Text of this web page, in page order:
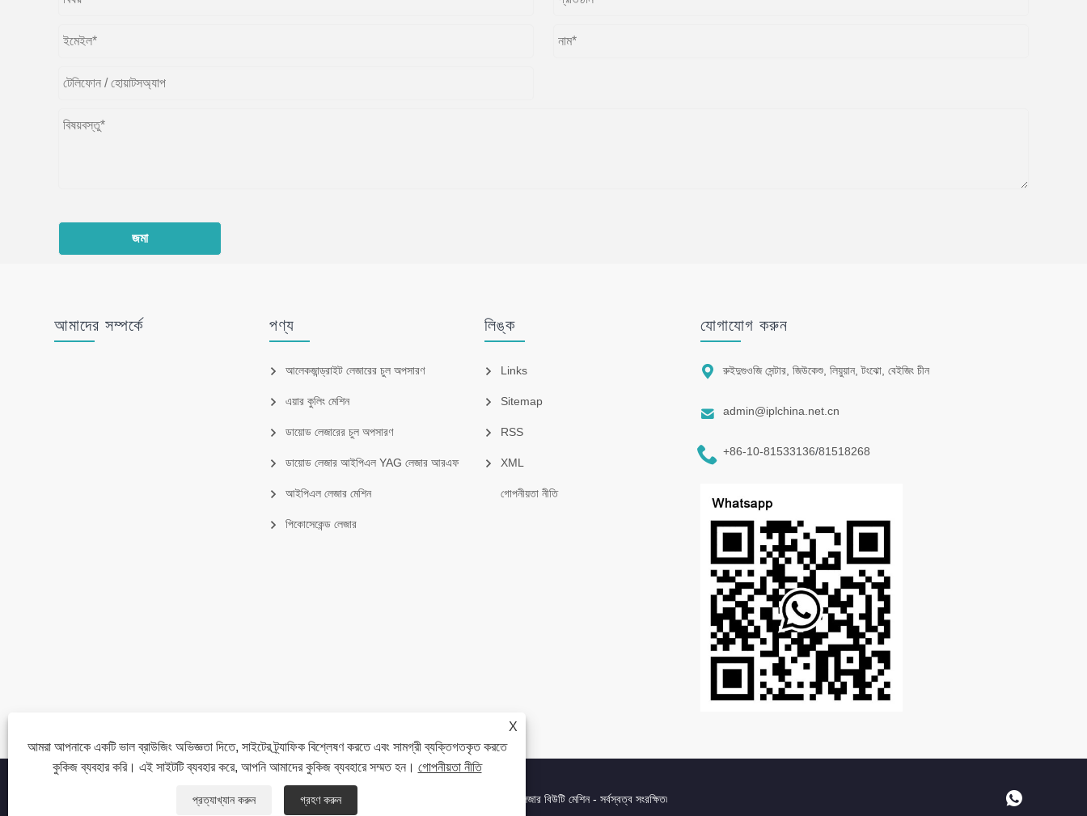
জমা
X
আমরা আপনাকে একটি ভাল ব্রাউজিং অভিজ্ঞতা দিতে, সাইটের ট্র্যাফিক বিশ্লেষণ করতে এবং সামগ্রী ব্যক্তিগতকৃত করতে
কুকিজ ব্যবহার করি। এই সাইটটি ব্যবহার করে, আপনি আমাদের কুকিজ ব্যবহারে সম্মত হন। গোপনীয়তা নীতি
প্রত্যাখ্যান করুন গ্রহণ করুন
আমাদের সম্পর্কে পণ্য
আলেকজান্ড্রাইট লেজারের চুল অপসারণ
এয়ার কুলিং মেশিন
ডায়োড লেজারের চুল অপসারণ
ডায়োড লেজার আইপিএল YAG লেজার আরএফ
আইপিএল লেজার মেশিন
পিকোসেকেন্ড লেজার
লিঙ্ক
Links
Sitemap
RSS
XML
গোপনীয়তা নীতি
যোগাযোগ করুন
 রুইদুগুওজি সেন্টার, জিউকেশু, লিয়ুয়ান, টংঝো, বেইজিং চীন
 admin@iplchina.net.cn
 +86-10-81533136/81518268
কপিরাইট © 2023 Beijing Oriental Wison Technology Co., Limited - লেজার হেয়ার রিমুভাল, হেয়ার রিমুভাল, লেজার বিউটি মেশিন - সর্বস্বত্ব সংরক্ষিত৷